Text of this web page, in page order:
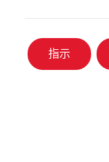
指示